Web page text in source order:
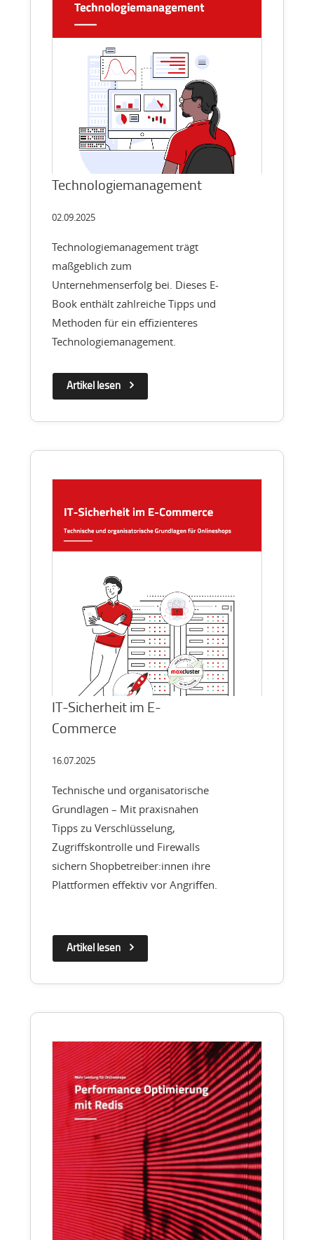
Technologiemanagement
02.09.2025
Technologiemanagement trägt
maßgeblich zum
Unternehmenserfolg bei. Dieses E-
Book enthält zahlreiche Tipps und
Methoden für ein effizienteres
Technologiemanagement.
Artikel lesen
IT-Sicherheit im E-
Commerce
16.07.2025
Technische und organisatorische
Grundlagen – Mit praxisnahen
Tipps zu Verschlüsselung,
Zugriffskontrolle und Firewalls
sichern Shopbetreiber:innen ihre
Plattformen effektiv vor Angriffen.
Artikel lesen